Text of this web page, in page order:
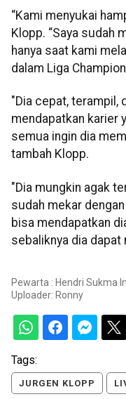
“Kami menyukai
Klopp. “Saya sudah
hanya saat kami
dalam Liga
"Dia cepat, terampil,
mendapatkan karier
semua ingin dia
tambah Klopp.
"Dia mungkin agak
sudah mekar
bisa mendapatkan
sebaliknya dia dapat
Pewarta : Hendri Sukma
Uploader: Ronny
Tags:
JURGEN KLOPP